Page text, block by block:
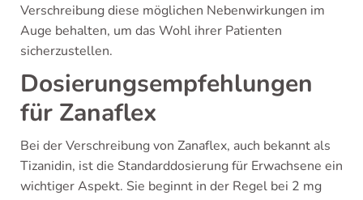
Verschreibung diese möglichen Nebenwirkungen im
Auge behalten, um das Wohl ihrer Patienten
sicherzustellen.
Dosierungsempfehlungen
für Zanaflex
Bei der Verschreibung von Zanaflex, auch bekannt als
Tizanidin, ist die Standarddosierung für Erwachsene ein
wichtiger Aspekt. Sie beginnt in der Regel bei 2 mg